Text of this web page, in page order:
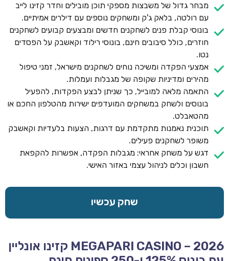
מבחר גדול של משבצות מספקי תוכן מובילים וחדר קזינו לייב
עם רולטה, בלאק ג'ק ומשחקים נוספים עם דילרים אמיתיים.
בונוסי קבלת פנים לשחקנים חדשים ומבצעים קבועים לשחקנים
חוזרים, כולל סיבובים חינם, בונוסי רילוד וקאשבק על הפסדים
נטו.
אמצעי הפקדה ומשיכה נוחים לשחקנים מישראל, זמני טיפול
מהירים ומדיניות שקופה של מגבלות ועמלות.
התאמה מלאה למובייל, כך שניתן לבצע הפקדות, להפעיל
בונוסים ולשחק במשחקים המועדפים ישירות מהטלפון החכם או
מהטאבלט.
תוכנית נאמנות מתקדמת עם דרגות, הצעות בלעדיות וקאשבק
משופר לשחקנים פעילים.
דגש על משחק אחראי: מגבלות הפקדה, אפשרות להקפאת
חשבון וכלים לניהול עצמי באזור האישי.
שחק עכשיו
MEGAPARI CASINO – 2026 קזינו אונליין